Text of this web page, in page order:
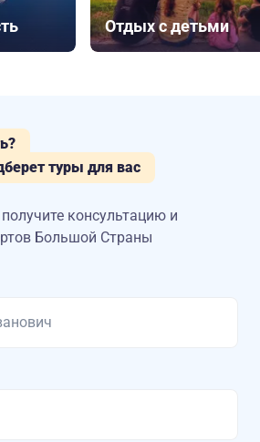
Отдых с детьми
туры для вас
консультацию и
Большой Страны